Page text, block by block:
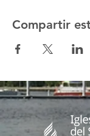
Compartir